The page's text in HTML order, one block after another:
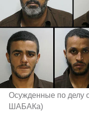
Осужденные по делу
ШАБАКа)